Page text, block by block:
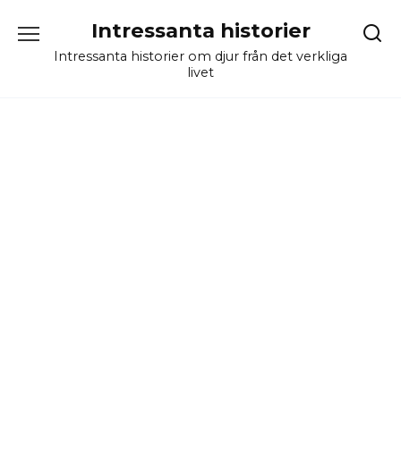
content
Intressanta historier
Intressanta historier om djur från det verkliga
livet